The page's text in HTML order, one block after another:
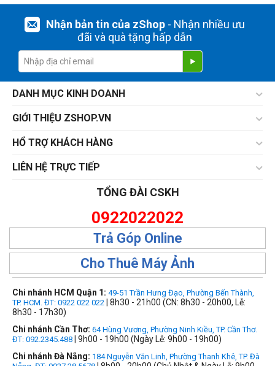
Nhận bản tin của zShop- Nhận nhiều ưu
đãi và quà tặng hấp dẫn
DANH MỤC KINH DOANH
GIỚI THIỆU ZSHOP.VN
HỔ TRỢ KHÁCH HÀNG
LIÊN HỆ TRỰC TIẾP
TỔNG ĐÀI CSKH
0922022022
Trả Góp Online
Cho Thuê Máy Ảnh
Chi nhánh HCM Quận 1: 49-51 Trần Hưng Đạo, Phường Bến Thành,
TP. HCM. ĐT: 0922 022 022 | 8h30 - 21h00 (CN: 8h30 - 20h00, Lễ:
8h30 - 17h30)
Chi nhánh Cần Thơ: 64 Hùng Vương, Phường Ninh Kiều, TP. Cần Thơ.
ĐT: 092.2345.488 | 9h00 - 19h00 (Ngày Lễ: 9h00 - 19h00)
Chi nhánh Đà Nẵng: 184 Nguyễn Văn Linh, Phường Thanh Khê, TP. Đà